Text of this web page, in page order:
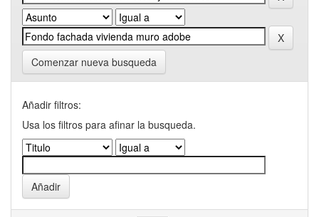
Comenzar nueva busqueda
Añadir filtros:
Usa los filtros para afinar la busqueda.